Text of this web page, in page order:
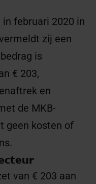
februari 2020 in
zij een
is
€ 203,
en
de MKB-
geen kosten of
van € 203 aan